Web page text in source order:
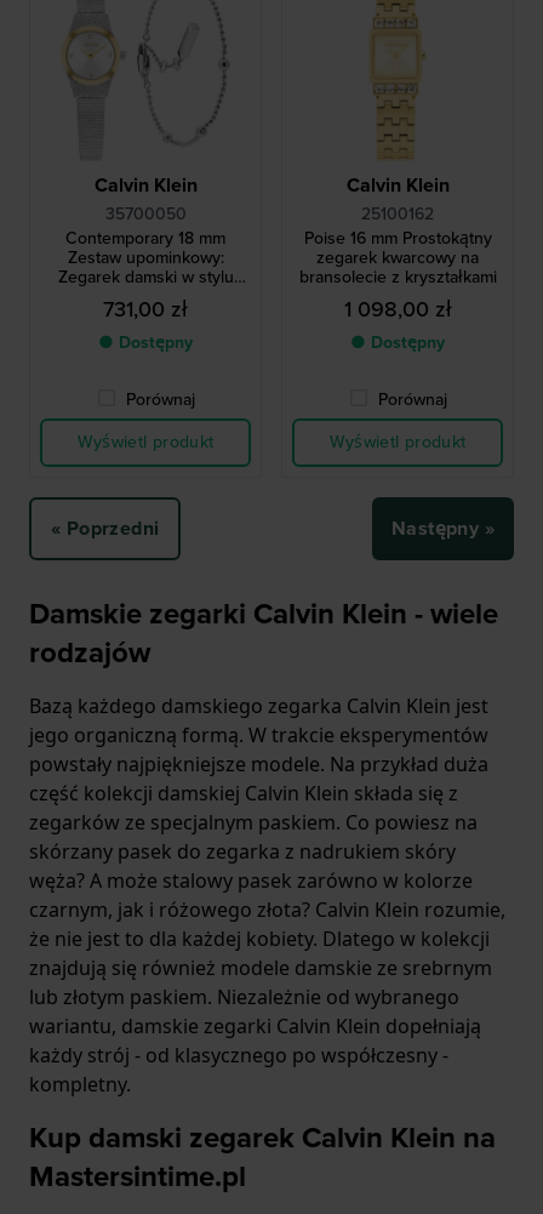
Calvin Klein
35700050
Contemporary 18 mm
Zestaw upominkowy:
Zegarek damski w stylu
vintage z biżuteryjną
bransoletką
731,00 zł
● Dostępny
Porównaj
Wyświetl produkt
Calvin Klein
25100162
Poise 16 mm Prostokątny
zegarek kwarcowy na
bransolecie z kryształkami
1 098,00 zł
● Dostępny
Porównaj
Wyświetl produkt
« Poprzedni Następny »
Damskie zegarki Calvin Klein - wiele
rodzajów
Bazą każdego damskiego zegarka Calvin Klein jest
jego organiczną formą. W trakcie eksperymentów
powstały najpiękniejsze modele. Na przykład duża
część kolekcji damskiej Calvin Klein składa się z
zegarków ze specjalnym paskiem. Co powiesz na
skórzany pasek do zegarka z nadrukiem skóry
węża? A może stalowy pasek zarówno w kolorze
czarnym, jak i różowego złota? Calvin Klein rozumie,
że nie jest to dla każdej kobiety. Dlatego w kolekcji
znajdują się również modele damskie ze srebrnym
lub złotym paskiem. Niezależnie od wybranego
wariantu, damskie zegarki Calvin Klein dopełniają
każdy strój - od klasycznego po współczesny -
kompletny.
Kup damski zegarek Calvin Klein na
Mastersintime.pl